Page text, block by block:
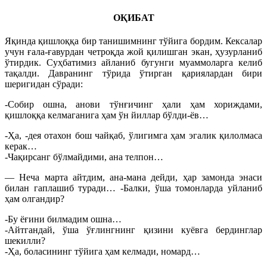
ОҚИБАТ
Яқинда қишлоққа бир танишимнинг тўйига бордим. Кексалар
учун ғала-ғавурдан четроқда жой қилишган экан, ҳузурланиб
ўтирдик. Суҳбатимиз айланиб бугунги муаммоларга келиб
тақалди. Давранинг тўрида ўтирган қариялардан бири
шеригидан сўради:
-Собир ошна, анови тўнғичинг ҳали ҳам хориждами,
қишлоққа келмаганига ҳам ўн йиллар бўлди-ёв…
-Ҳа, -дея отахон бош чайқаб, ўлигимга ҳам эгалик қилолмаса
керак…
-Чақирсанг бўлмайдими, ана телпон…
— Неча марта айтдим, ана-мана дейди, ҳар замонда энаси
билан гаплашиб туради… -Балки, ўша томонларда уйланиб
ҳам олгандир?
-Бу ёғини билмадим ошна…
-Айтгандай, ўша ўғлингнинг қизини куёвга бердинглар
шекилли?
-Ҳа, боласининг тўйига ҳам келмади, номард…